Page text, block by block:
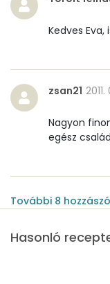
Kedves
zsan21
Nagyon
egész
További 8
Hasonló